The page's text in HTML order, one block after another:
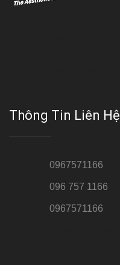
Thông Tin Liên Hệ
0967571166
096 757 1166
0967571166